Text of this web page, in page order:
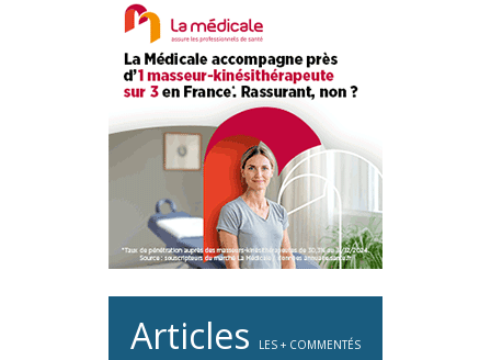
Articles LES + COMMENTÉS